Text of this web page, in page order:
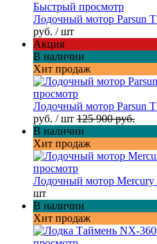
Быстрый просмотр
Лодочный мотор Parsun
руб. / шт
Акция
В наличии
Хит продаж
просмотр
Лодочный мотор Parsun
руб. / шт 125 900 руб.
В наличии
Хит продаж
просмотр
Лодочный мотор
шт
В наличии
Хит продаж